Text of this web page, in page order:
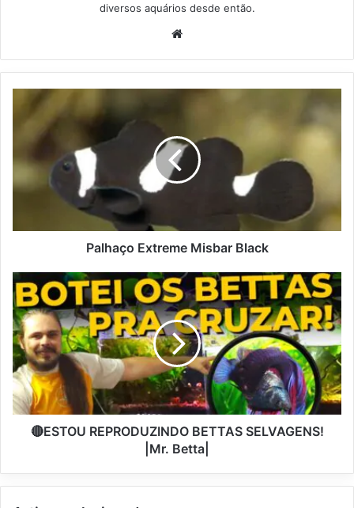
diversos aquários desde então.
Website
Palhaço Extreme Misbar Black
🔴ESTOU REPRODUZINDO BETTAS SELVAGENS!
|Mr. Betta|